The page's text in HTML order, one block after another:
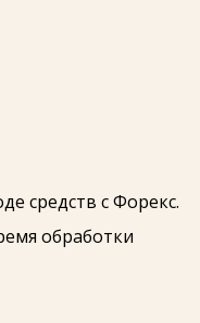
средств с Форекс.
обработки